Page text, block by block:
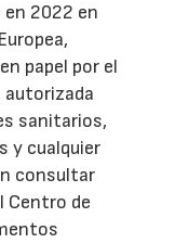
2022 en
papel por el
sanitarios,
y cualquier
consultar
Centro de